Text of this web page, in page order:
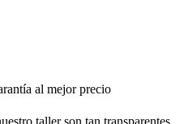
al mejor precio
taller son tan transparentes